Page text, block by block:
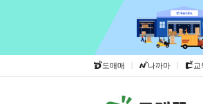
도매매 | 나까마 | 교